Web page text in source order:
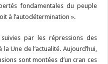
fondamentales du peuple
à l’autodétermination ».
par les répressions des
Une de l’actualité. Aujourd’hui,
sont montées d’un cran ces